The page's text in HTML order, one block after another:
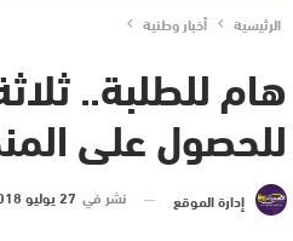
الرئيسية أخبار وطنية
هام للطلبة..
للحصول على
إدارة الموقع نشر في 27 يوليو 2018 الساعة 2 و 59 دقيقة